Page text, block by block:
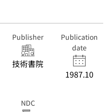
Publisher
技術書院
Publication
date
1987.10
NDC